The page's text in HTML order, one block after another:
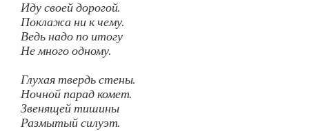
Иду своей дорогой.
Поклажа ни к чему.
Ведь надо по итогу
Не много одному.
Глухая твердь стены.
Ночной парад комет.
Звенящей тишины
Размытый силуэт.